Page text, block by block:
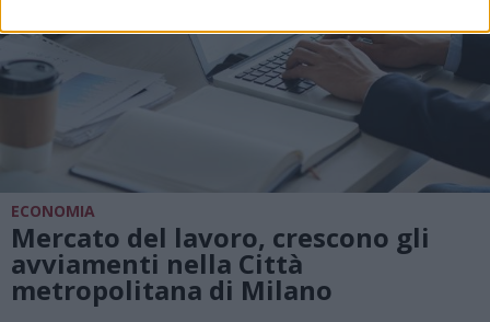
ECONOMIA
Mercato del lavoro, crescono gli
avviamenti nella Città
metropolitana di Milano